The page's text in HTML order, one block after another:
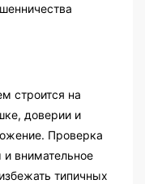
строится на
доверии и
Проверка
и внимательное
типичных